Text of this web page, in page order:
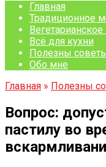
Главная
Традиционное
Всё для кухни
Полезны
Обо мне
Главная » Полезны
Вопрос:
пастилу во